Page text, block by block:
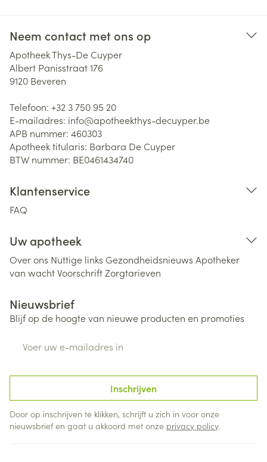
Neem contact met ons op
Apotheek Thys-De Cuyper
Albert Panisstraat 176
9120 Beveren
Telefoon: +32 3 750 95 20
E-mailadres: info@apotheekthys-decuyper.be
APB nummer: 460303
Apotheek titularis: Barbara De Cuyper
BTW nummer: BE0461434740
Klantenservice
FAQ
Uw apotheek
Over ons Nuttige links Gezondheidsnieuws Apotheker
van wachtVoorschriftZorgtarieven
Nieuwsbrief
Blijf op de hoogte van nieuwe producten en promoties
Inschrijven
Door op inschrijven te klikken, schrijft u zich in voor onze
nieuwsbrief en gaat u akkoord met onze privacy policy.